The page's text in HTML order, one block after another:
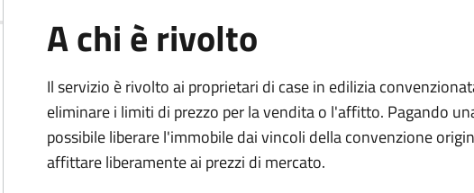
A chi è rivolto
Il servizio è rivolto ai proprietari di case in edilizia
eliminare i limiti di prezzo per la vendita o l'affitto. Pagando
possibile liberare l'immobile dai vincoli della convenzione
affittare liberamente ai prezzi di mercato.